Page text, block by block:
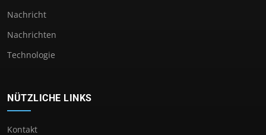
Nachricht
Nachrichten
Technologie
NÜTZLICHE LINKS
Kontakt